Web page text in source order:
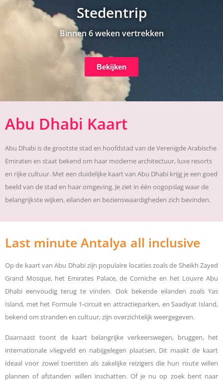
Stedentrip
Binnen 6 weken vertrekken
Bekijken
Abu Dhabi Kaart
Abu Dhabi is de grootste stad en hoofdstad van de Verenigde Arabische
Emiraten en staat bekend om haar moderne architectuur, luxe resorts
en rijke cultuur. Met een duidelijke kaart van Abu Dhabi krijg je een goed
beeld van de stad en haar omgeving. Je ziet in één oogopslag waar de
belangrijkste wijken, eilanden en bezienswaardigheden zich bevinden.
Last minute Antalya all inclusive
Op de kaart van Abu Dhabi zijn populaire locaties zoals de Sheikh Zayed
Grand Mosque, het Emirates Palace, de Corniche en het Louvre Abu
Dhabi eenvoudig terug te vinden. Ook bekende eilanden zoals Yas
Island, met het Formule 1-circuit en attractieparken, en Saadiyat Island,
bekend om stranden en cultuur, zijn overzichtelijk weergegeven.
Daarnaast toont de kaart belangrijke verkeerswegen, bruggen, het
internationale vliegveld en nabijgelegen plaatsen. Dit maakt de kaart
ideaal voor zowel toeristen als zakelijke reizigers die hun route willen
plannen of afstanden willen inschatten. Of je nu op zoek bent naar